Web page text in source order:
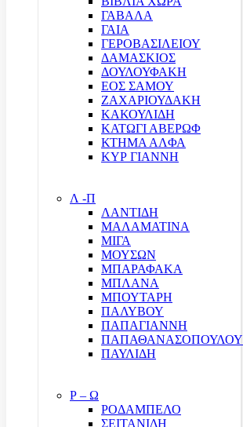
ΓΑΒΑΛΑ
ΓΑΙΑ
ΓΕΡΟΒΑΣΙΛΕΙΟΥ
ΔΑΜΑΣΚΙΟΣ
ΔΟΥΛΟΥΦΑΚΗ
ΕΟΣ ΣΑΜΟΥ
ΖΑΧΑΡΙΟΥΔΑΚΗ
ΚΑΚΟΥΛΙΔΗ
ΚΑΤΩΓΙ ΑΒΕΡΩΦ
ΚΤΗΜΑ ΑΛΦΑ
ΚΥΡ ΓΙΑΝΝΗ
Λ -Π
ΛΑΝΤΙΔΗ
ΜΑΛΑΜΑΤΙΝΑ
ΜΙΓΑ
ΜΟΥΣΩΝ
ΜΠΑΡΑΦΑΚΑ
ΜΠΛΑΝΑ
ΜΠΟΥΤΑΡΗ
ΠΑΛΥΒΟΥ
ΠΑΠΑΓΙΑΝΝΗ
ΠΑΠΑΘΑΝΑΣΟΠΟΥΛΟΥ
ΠΑΥΛΙΔΗ
Ρ – Ω
ΡΟΔΑΜΠΕΛΟ
ΣΕΙΤΑΝΙΔΗ